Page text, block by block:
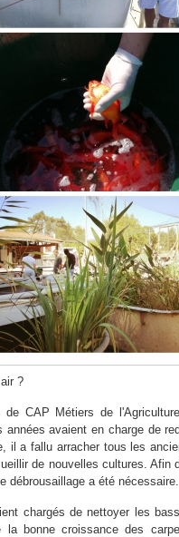
?
CAP Métiers de
avaient en charge de
il a fallu arracher tous les
de nouvelles cultures. Afin
débrousaillage a été nécessaire.
chargés de nettoyer les
la bonne croissance des